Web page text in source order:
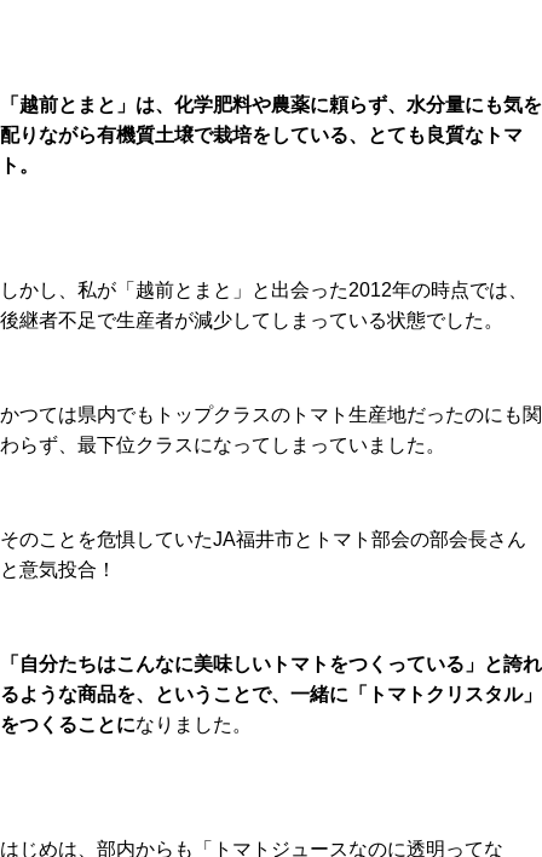
「越前とまと」は、化学肥料や農薬に頼らず、水分量にも気を
配りながら有機質土壌で栽培をしている、とても良質なトマ
ト。
しかし、私が「越前とまと」と出会った2012年の時点では、
後継者不足で生産者が減少してしまっている状態でした。
かつては県内でもトップクラスのトマト生産地だったのにも関
わらず、最下位クラスになってしまっていました。
そのことを危惧していたJA福井市とトマト部会の部会長さん
と意気投合！
「自分たちはこんなに美味しいトマトをつくっている」と誇れ
るような商品を、ということで、一緒に「トマトクリスタル」
をつくることになりました。
はじめは、部内からも「トマトジュースなのに透明ってな